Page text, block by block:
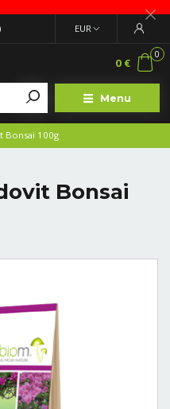
Menu
EUR
0
0 €
Bonsai 100g
Bonsai